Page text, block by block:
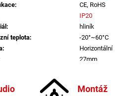
:
CE, RoHS
IP20
:
hliník
teplota:
-20°~60°C
:
Horizontální
27mm
Montáž